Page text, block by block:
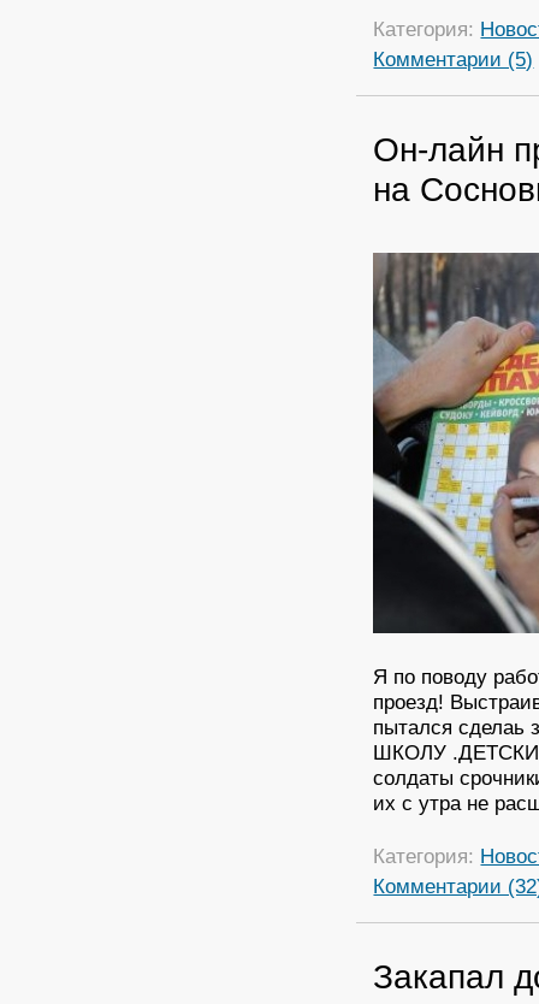
Категория:
Комментарии (5)
Он-лайн
на
Я по поводу
проезд!
пытался
ШКОЛУ
солдаты
их с утра не
Категория:
Комментарии
Закапал